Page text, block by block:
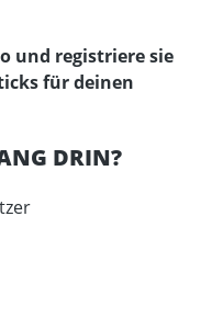
und registriere sie
für deinen
DRIN?